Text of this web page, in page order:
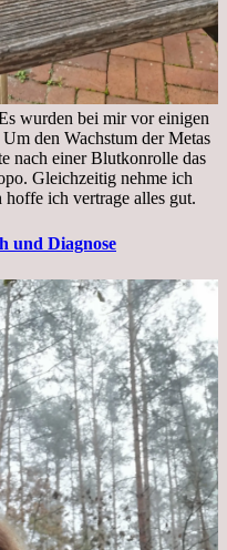
wurden bei mir vor einigen
den Wachstum der Metas
nach einer Blutkonrolle das
Gleichzeitig nehme ich
ich vertrage alles gut.
und Diagnose